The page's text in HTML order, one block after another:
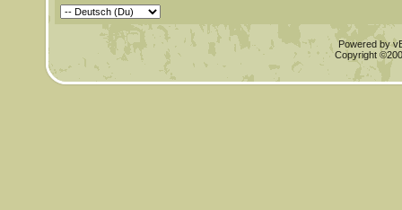
Powered by
Copyright